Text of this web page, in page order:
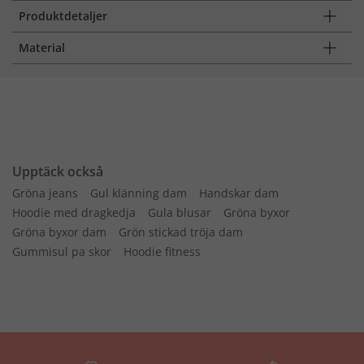
Produktdetaljer
Material
Upptäck också
Gröna jeans Gul klänning dam
Handskar dam
Hoodie med dragkedja
Gula blusar
Gröna byxor
Gröna byxor dam
Grön stickad tröja dam
Gummisul pa skor
Hoodie fitness